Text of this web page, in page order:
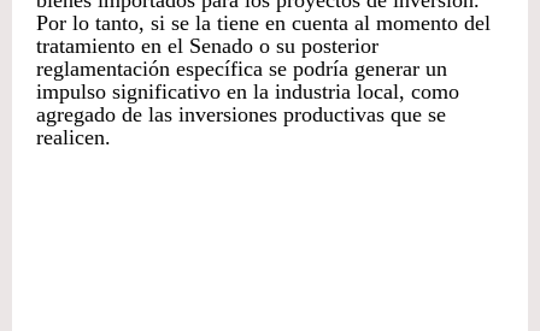
Por lo tanto, si se la tiene en cuenta al momento del
tratamiento en el Senado o su posterior
reglamentación específica se podría generar un
impulso significativo en la industria local, como
agregado de las inversiones productivas que se
realicen.